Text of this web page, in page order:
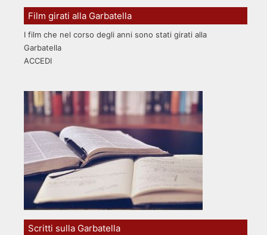
Film girati alla Garbatella
I film che nel corso degli anni sono stati girati alla
Garbatella
ACCEDI
Scritti sulla Garbatella